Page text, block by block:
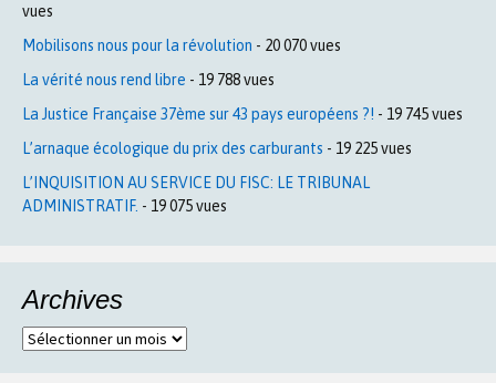
vues
Mobilisons nous pour la révolution - 20 070 vues
La vérité nous rend libre - 19 788 vues
La Justice Française 37ème sur 43 pays européens ?! - 19 745 vues
L’arnaque écologique du prix des carburants - 19 225 vues
L’INQUISITION AU SERVICE DU FISC: LE TRIBUNAL
ADMINISTRATIF. - 19 075 vues
Archives
Archives